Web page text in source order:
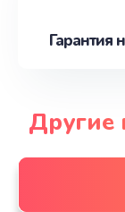
Гарантия
Другие